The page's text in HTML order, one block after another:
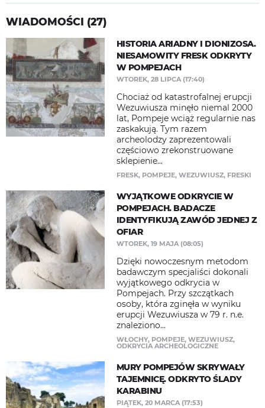
WIADOMOŚCI (27)
HISTORIA ARIADNY I DIONIZOSA.
NIESAMOWITY FRESK ODKRYTY
W POMPEJACH
WTOREK, 28 LIPCA (17:40)
Chociaż od katastrofalnej erupcji
Wezuwiusza minęło niemal 2000
lat, Pompeje wciąż regularnie nas
zaskakują. Tym razem
archeolodzy zaprezentowali
częściowo zrekonstruowane
sklepienie...
FRESK, POMPEJE, WEZUWIUSZ, FRESKI
WYJĄTKOWE ODKRYCIE W
POMPEJACH. BADACZE
IDENTYFIKUJĄ ZAWÓD JEDNEJ Z
OFIAR
WTOREK, 19 MAJA (08:05)
Dzięki nowoczesnym metodom
badawczym specjaliści dokonali
wyjątkowego odkrycia w
Pompejach. Przy szczątkach
osoby, która zginęła w wyniku
erupcji Wezuwiusza w 79 r. n.e.
znaleziono...
WŁOCHY, POMPEJE, WEZUWIUSZ,
ODKRYCIA ARCHEOLOGICZNE
MURY POMPEJÓW SKRYWAŁY
TAJEMNICĘ. ODKRYTO ŚLADY
KARABINU
PIĄTEK, 20 MARCA (17:53)